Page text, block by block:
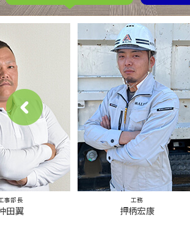
事部長
田翼
工務
押柄宏康